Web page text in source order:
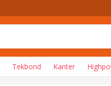
Tekbond Kanter